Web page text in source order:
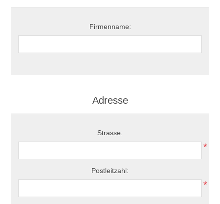
Firmenname:
Adresse
Strasse:
*
Postleitzahl:
*